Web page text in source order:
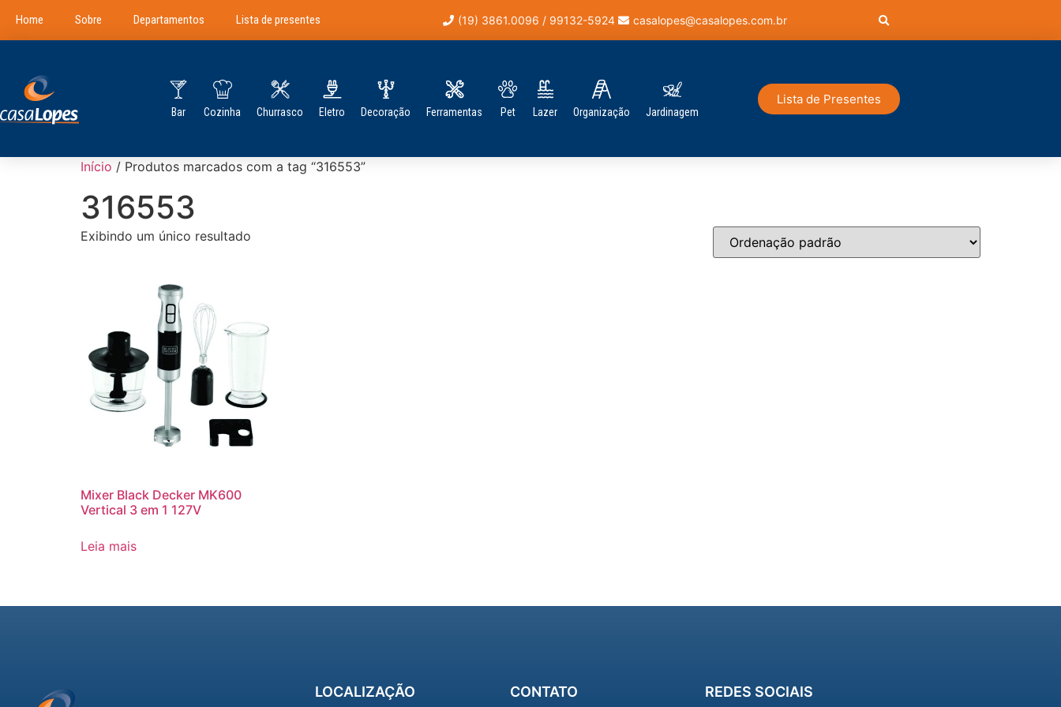
Home Sobre Departamentos Lista de presentes (19) 3861.0096 / 99132-5924 casalopes@casalopes.com.br
Bar Cozinha Churrasco Eletro Decoração Ferramentas Pet Lazer Organização Jardinagem
Lista de Presentes
Início / Produtos marcados com a tag “316553”
316553
Exibindo um único resultado
Mixer Black Decker MK600
Vertical 3 em 1 127V
Leia mais
LOCALIZAÇÃO CONTATO REDES SOCIAIS